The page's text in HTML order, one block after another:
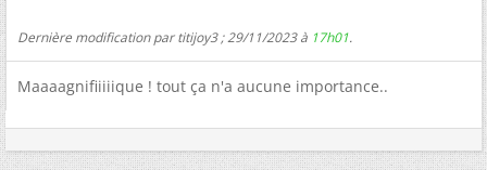
Dernière modification par titijoy3 ; 29/11/2023 à 17h01.
Maaaagnifiiiiique ! tout ça n'a aucune importance..